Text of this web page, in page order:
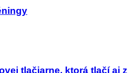
tlačiarne, ktorá tlačí aj